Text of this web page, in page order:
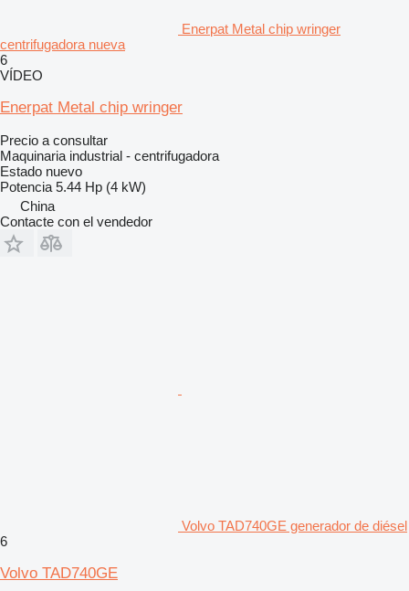
Enerpat Metal chip wringer
centrifugadora nueva
6
VÍDEO
Enerpat Metal chip wringer
Precio a consultar
Maquinaria industrial - centrifugadora
Estado nuevo
Potencia 5.44 Hp (4 kW)
China
Contacte con el vendedor
Volvo TAD740GE generador de diésel
6
Volvo TAD740GE